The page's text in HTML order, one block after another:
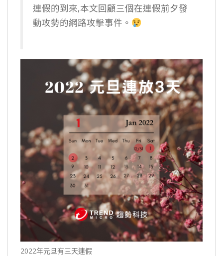
連假的到來,本文回顧三個在連假前夕發
動攻勢的網路攻擊事件。
2022年元旦有三天連假